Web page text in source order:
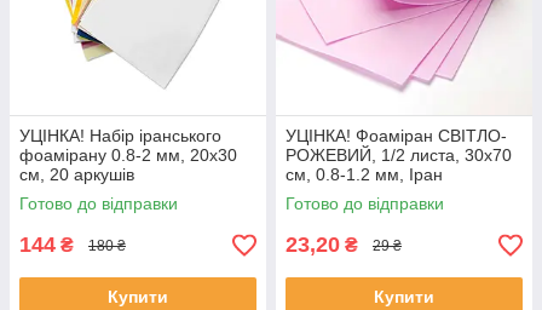
УЦІНКА! Набір іранського
фоамірану 0.8-2 мм, 20х30
см, 20 аркушів
Готово до відправки
144 ₴ 180 ₴
Купити
УЦІНКА! Фоаміран СВІТЛО-
РОЖЕВИЙ, 1/2 листа, 30x70
см, 0.8-1.2 мм, Іран
Готово до відправки
23,20 ₴ 29 ₴
Купити